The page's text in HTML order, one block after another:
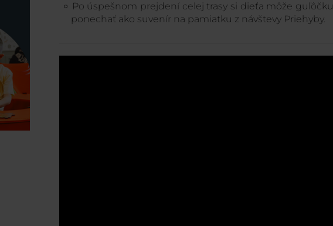
Po úspešnom prejdení celej trasy si dieťa môže guľôčku
ponechať ako suvenír na pamiatku z návštevy Priehyby.